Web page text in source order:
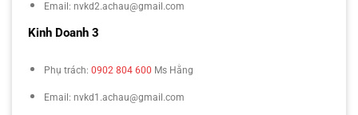
Email: nvkd2.achau@gmail.com
Kinh Doanh 3
Phụ trách: 0902 804 600 Ms Hằng
Email: nvkd1.achau@gmail.com